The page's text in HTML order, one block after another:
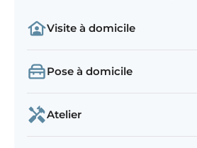
Visite à domicile
Pose à domicile
Atelier